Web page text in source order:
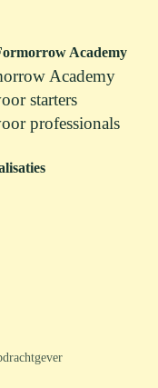
Academy
Academy
starters
professionals